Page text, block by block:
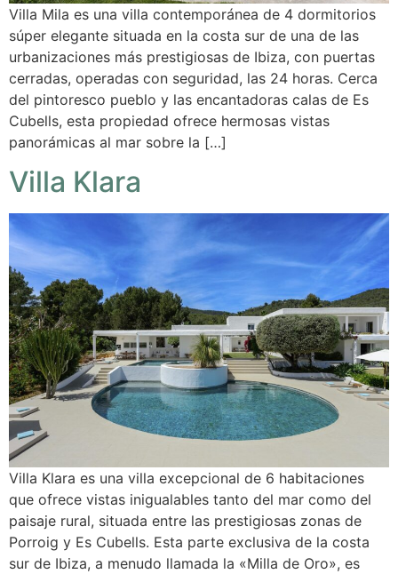
Villa Mila es una villa contemporánea de 4 dormitorios
súper elegante situada en la costa sur de una de las
urbanizaciones más prestigiosas de Ibiza, con puertas
cerradas, operadas con seguridad, las 24 horas. Cerca
del pintoresco pueblo y las encantadoras calas de Es
Cubells, esta propiedad ofrece hermosas vistas
panorámicas al mar sobre la […]
Villa Klara
Villa Klara es una villa excepcional de 6 habitaciones
que ofrece vistas inigualables tanto del mar como del
paisaje rural, situada entre las prestigiosas zonas de
Porroig y Es Cubells. Esta parte exclusiva de la costa
sur de Ibiza, a menudo llamada la «Milla de Oro», es